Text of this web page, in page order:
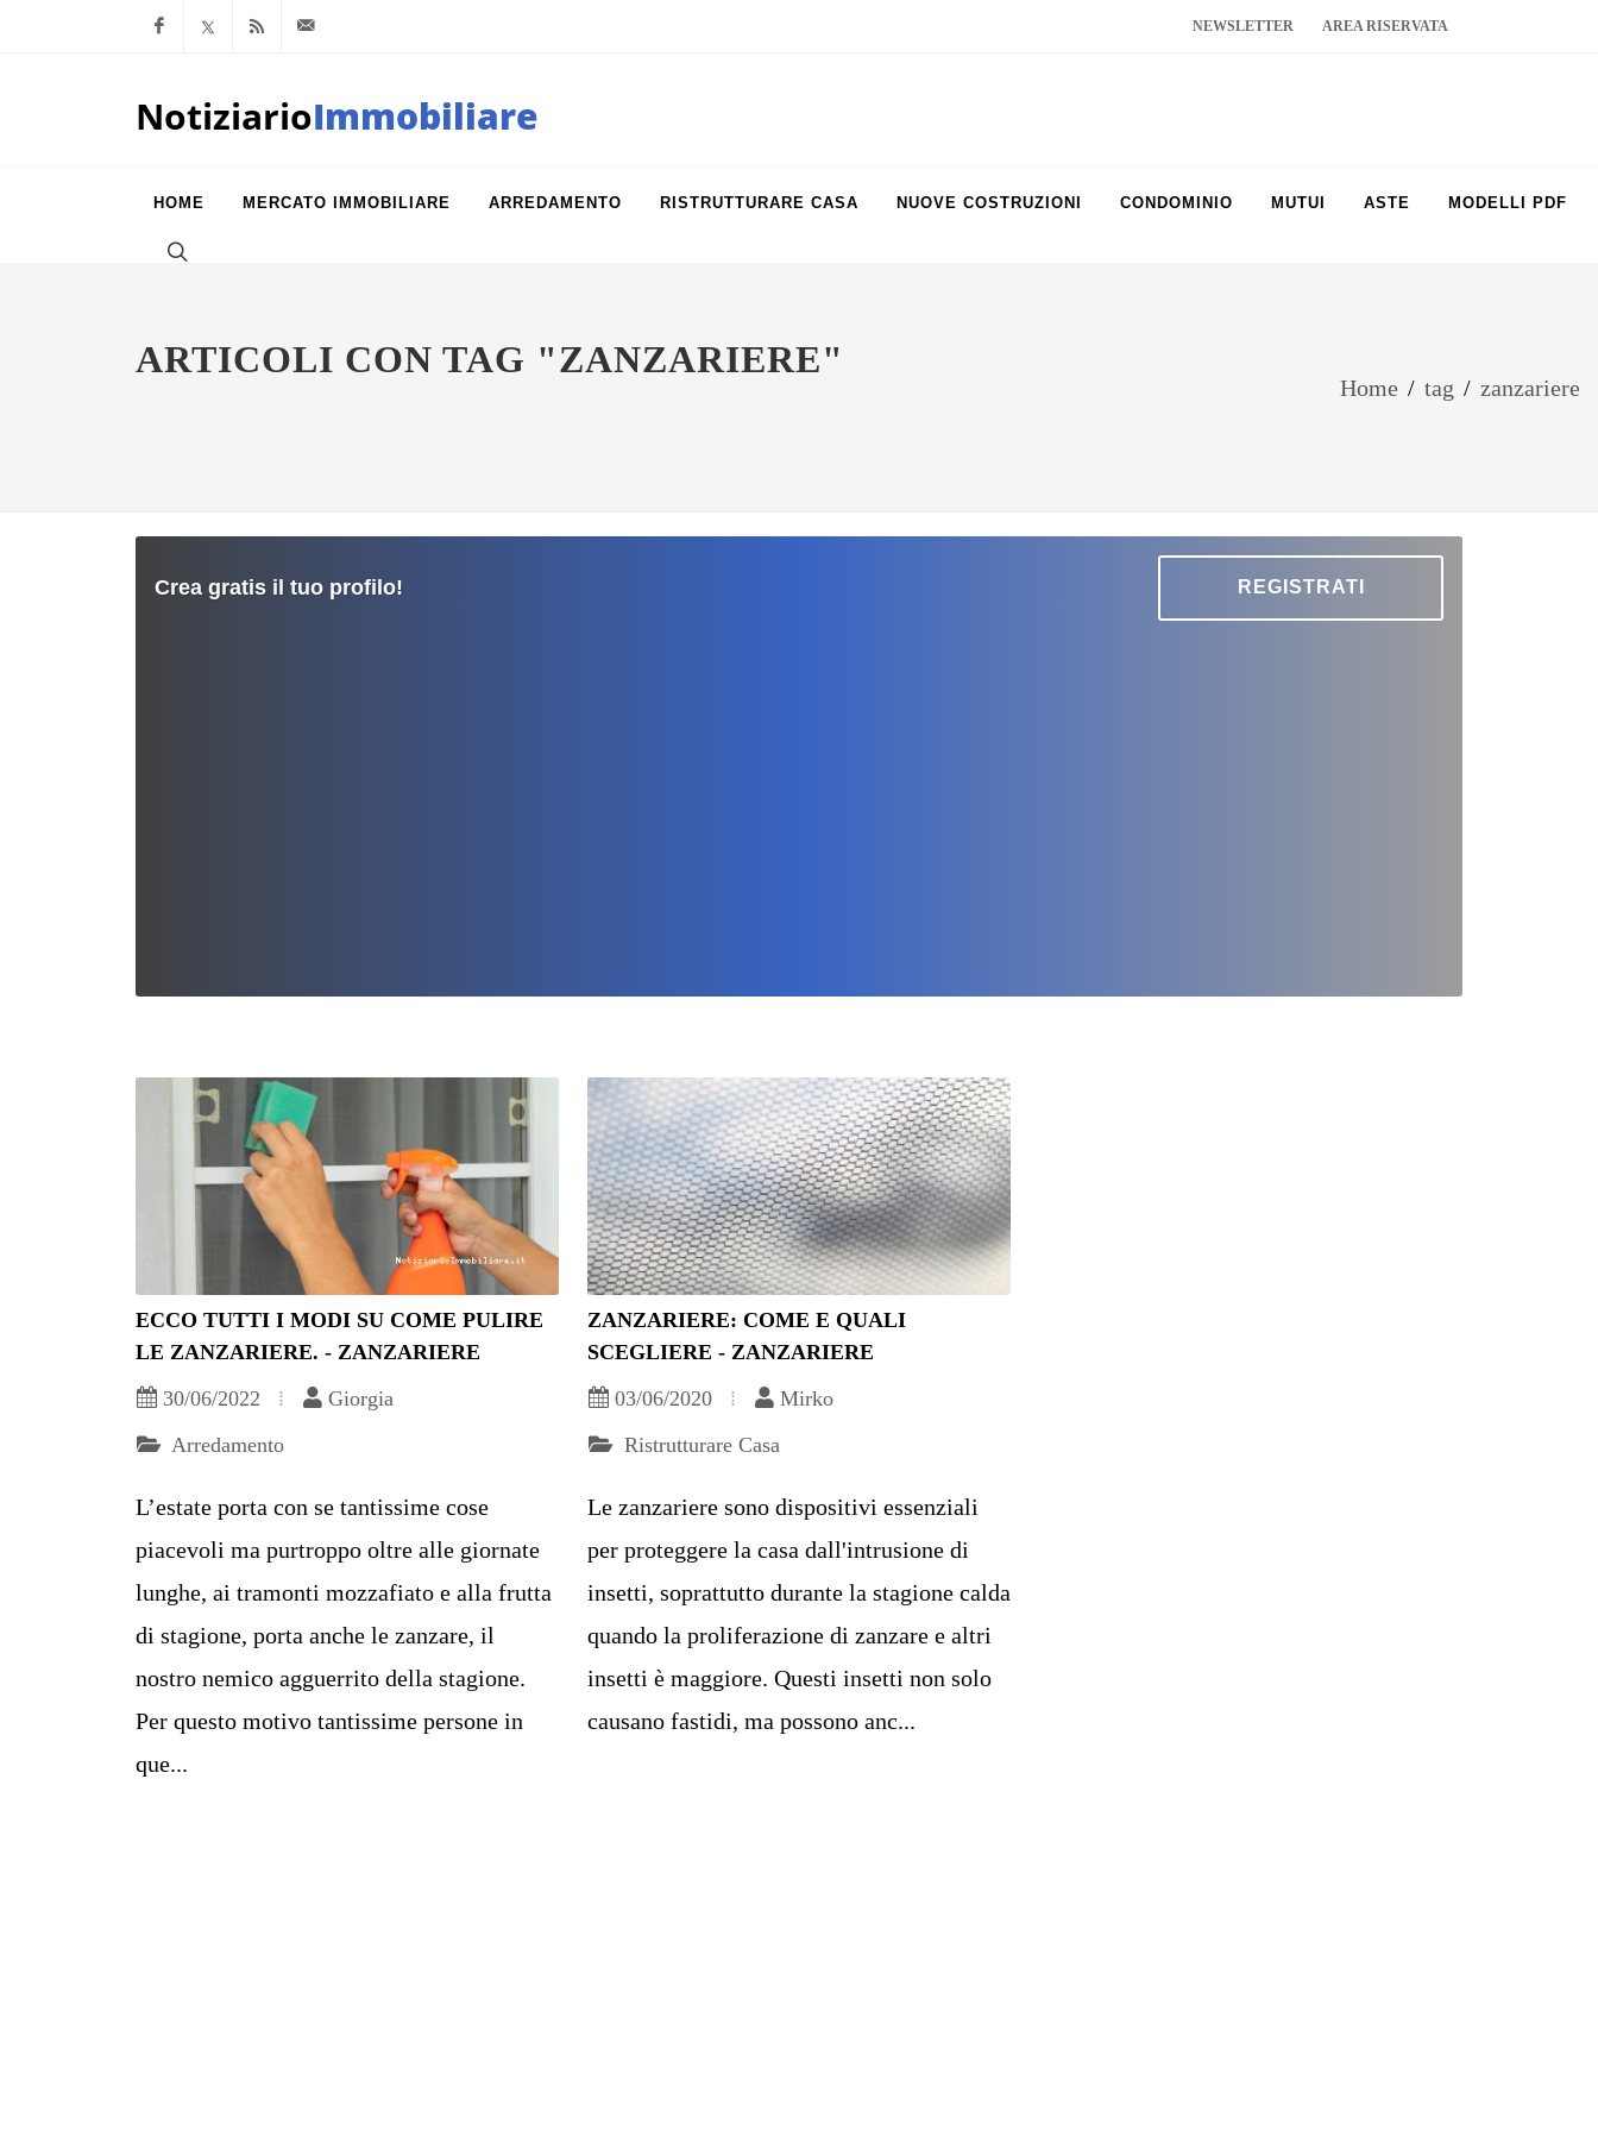
Facebook
x.com Feed RSS NEWSLETTER AREA RISERVATA
NotiziarioImmobiliare
HOME MERCATO IMMOBILIARE ARREDAMENTO RISTRUTTURARE CASA NUOVE COSTRUZIONI CONDOMINIO MUTUI ASTE MODELLI PDF
ARTICOLI CON TAG "ZANZARIERE"
Home / tag / zanzariere
Crea gratis il tuo profilo! REGISTRATI
ECCO TUTTI I MODI SU COME PULIRE
LE ZANZARIERE. - ZANZARIERE
30/06/2022
Giorgia
Arredamento
L’estate porta con se tantissime cose
piacevoli ma purtroppo oltre alle giornate
lunghe, ai tramonti mozzafiato e alla frutta
di stagione, porta anche le zanzare, il
nostro nemico agguerrito della stagione.
Per questo motivo tantissime persone in
que...
ZANZARIERE: COME E QUALI
SCEGLIERE - ZANZARIERE
03/06/2020
Mirko
Ristrutturare Casa
Le zanzariere sono dispositivi essenziali
per proteggere la casa dall'intrusione di
insetti, soprattutto durante la stagione calda
quando la proliferazione di zanzare e altri
insetti è maggiore. Questi insetti non solo
causano fastidi, ma possono anc...